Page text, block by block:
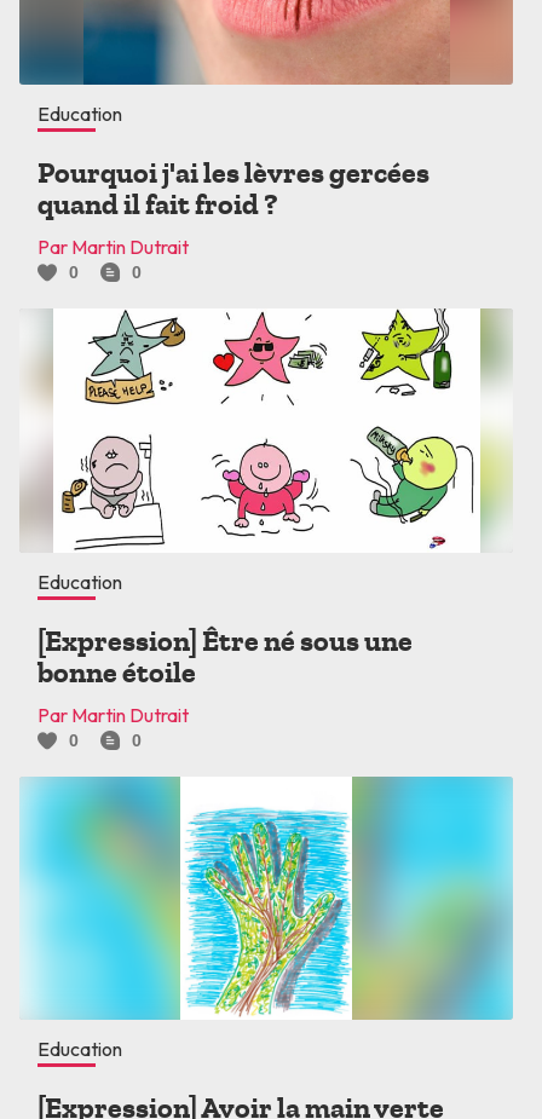
Education
Pourquoi j'ai les lèvres gercées
quand il fait froid ?
Par Martin Dutrait
0 0
Education
[Expression] Être né sous une
bonne étoile
Par Martin Dutrait
0 0
Education
[Expression] Avoir la main verte